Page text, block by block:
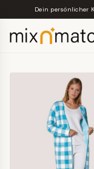
Skip to main
Dein persönlicher